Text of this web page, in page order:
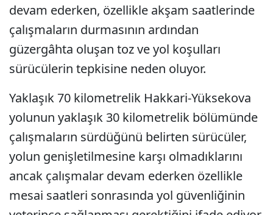
devam ederken, özellikle akşam saatlerinde
çalışmaların durmasının ardından
güzergâhta oluşan toz ve yol koşulları
sürücülerin tepkisine neden oluyor.
Yaklaşık 70 kilometrelik Hakkari-Yüksekova
yolunun yaklaşık 30 kilometrelik bölümünde
çalışmaların sürdüğünü belirten sürücüler,
yolun genişletilmesine karşı olmadıklarını
ancak çalışmalar devam ederken özellikle
mesai saatleri sonrasında yol güvenliğinin